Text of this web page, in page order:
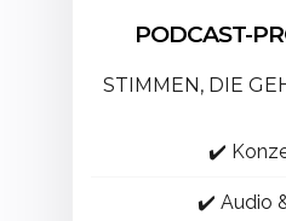
PODCAST-
STIMMEN, DIE
✔️
✔️ Audio